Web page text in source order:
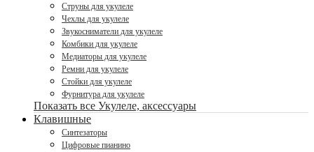
Струны для укулеле
Чехлы для укулеле
Звукосниматели для укулеле
Комбики для укулеле
Медиаторы для укулеле
Ремни для укулеле
Стойки для укулеле
Фурнитура для укулеле
Показать все Укулеле, аксессуары
Клавишные
Синтезаторы
Цифровые пианино